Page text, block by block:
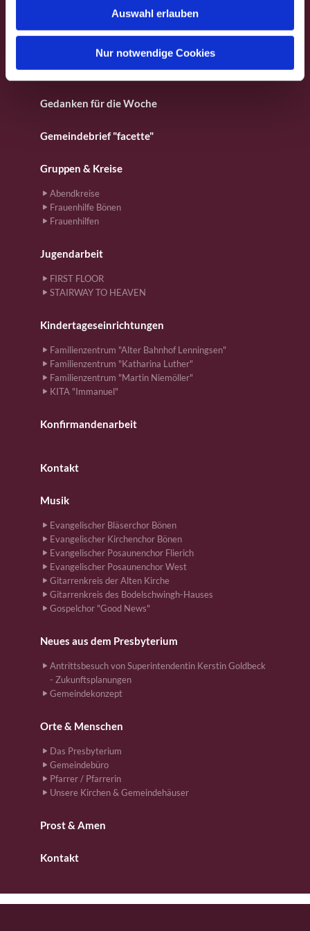
Auswahl erlauben
Nur notwendige Cookies
Für Kinder
Gebete
Gedanken für die Woche
Gemeindebrief "facette"
Gruppen & Kreise
Abendkreise
Frauenhilfe Bönen
Frauenhilfen
Jugendarbeit
FIRST FLOOR
STAIRWAY TO HEAVEN
Kindertageseinrichtungen
Familienzentrum "Alter Bahnhof Lenningsen"
Familienzentrum "Katharina Luther"
Familienzentrum "Martin Niemöller"
KITA "Immanuel"
Konfirmandenarbeit
Kontakt
Musik
Evangelischer Bläserchor Bönen
Evangelischer Kirchenchor Bönen
Evangelischer Posaunenchor Flierich
Evangelischer Posaunenchor West
Gitarrenkreis der Alten Kirche
Gitarrenkreis des Bodelschwingh-Hauses
Gospelchor "Good News"
Neues aus dem Presbyterium
Antrittsbesuch von Superintendentin Kerstin Goldbeck
- Zukunftsplanungen
Gemeindekonzept
Orte & Menschen
Das Presbyterium
Gemeindebüro
Pfarrer / Pfarrerin
Unsere Kirchen & Gemeindehäuser
Prost & Amen
Kontakt